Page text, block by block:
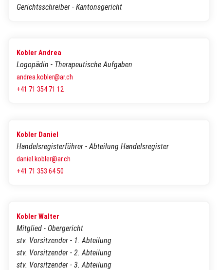
Gerichtsschreiber - Kantonsgericht
Kobler Andrea
Logopädin - Therapeutische Aufgaben
andrea.kobler@ar.ch
+41 71 354 71 12
Kobler Daniel
Handelsregisterführer - Abteilung Handelsregister
daniel.kobler@ar.ch
+41 71 353 64 50
Kobler Walter
Mitglied - Obergericht
stv. Vorsitzender - 1. Abteilung
stv. Vorsitzender - 2. Abteilung
stv. Vorsitzender - 3. Abteilung